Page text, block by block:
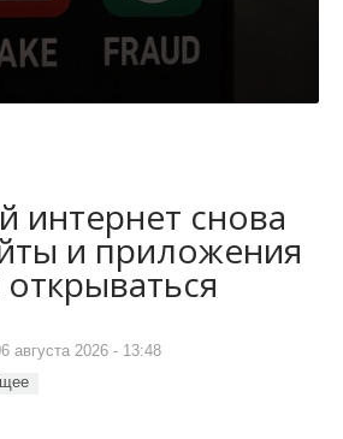
интернет снова
и приложения
августа 2026 - 13:48